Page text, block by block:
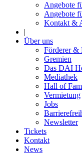
Angebote
Angebote
Kontakt &
|
Über uns
Förderer &
Gremien
Das DAI
Mediathek
Hall of
Vermietung
Jobs
Newsletter
Tickets
Kontakt
News